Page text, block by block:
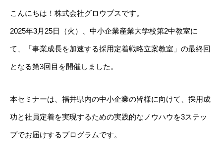
RECRUIT
採用情報
こんにちは！株式会社グロウプスです。
2025年3月25日（火）、中小企業産業大学校第2中教室に
て、「事業成長を加速する採用定着戦略立案教室」の最終回
となる第3回目を開催しました。
本セミナーは、福井県内の中小企業の皆様に向けて、採用成
功と社員定着を実現するための実践的なノウハウを3ステッ
プでお届けするプログラムです。